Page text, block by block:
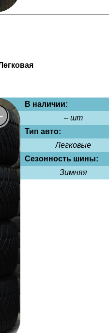
В наличии:
-- шт
Тип авто:
Легковые
Сезонность шины:
Зимняя